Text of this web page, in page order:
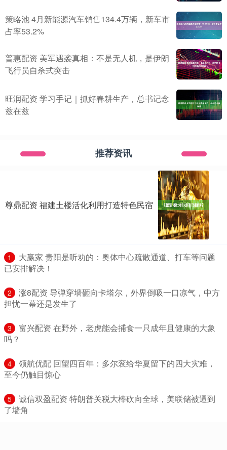
策略池 4月新能源汽车销售134.4万辆，新车市
占率53.2%
普惠配资 美军遇袭真相：不是无人机，是伊朗
飞行员自杀式突击
旺润配资 学习手记｜抓好春耕生产，总书记念
兹在兹
推荐资讯
尊鼎配资 福建土楼活化利用打造特色民宿
1
​大赢家 贵阳是听劝的：奥体中心疏散通道、打车等问题
已安排解决！
2
​涨8配资 导弹穿墙砸向卡塔尔，外界倒吸一口凉气，中方
担忧一幕还是发生了
3
​富兴配资 在野外，老虎能会捕食一只成年且健康的大象
吗？
4
​领航优配 回望四百年：多尔衮给华夏留下的四大灾难，
至今仍触目惊心
5
​诚信双盈配资 特朗普关税大棒砍向全球，美联储被逼到
了墙角